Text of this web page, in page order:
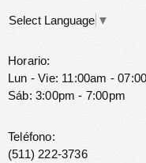
Select Language ▼
Horario:
Lun - Vie: 11:00am -
Sáb: 3:00pm - 7:00pm
Teléfono:
(511) 222-3736